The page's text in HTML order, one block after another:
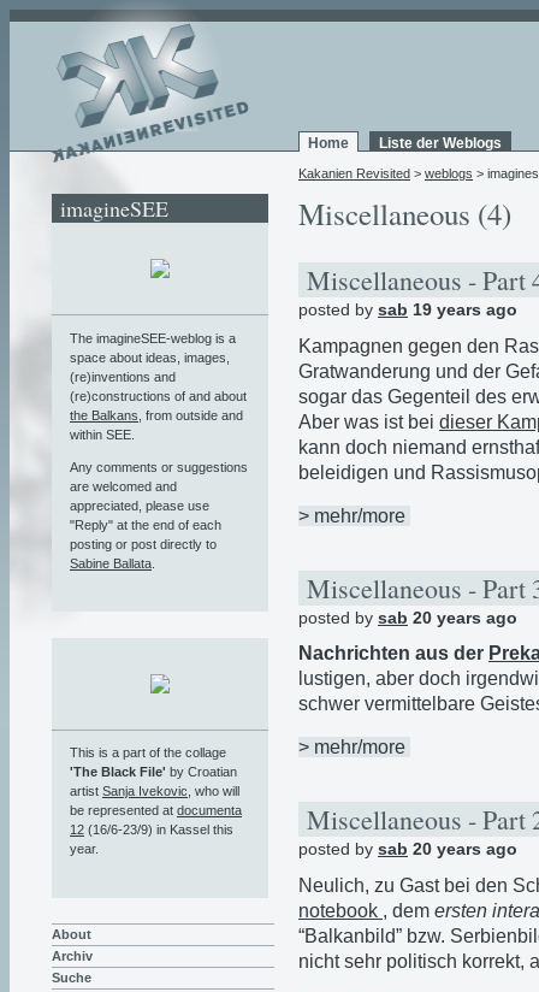
Home Liste der Weblogs
Kakanien Revisited > weblogs >
Miscellaneous (4)
Miscellaneous - Part
posted by sab 19 years ago
Kampagnen gegen den
Gratwanderung und der
sogar das Gegenteil des
Aber was ist bei dieser
kann doch niemand
beleidigen und
> mehr/more
Miscellaneous - Part
posted by sab 20 years ago
Nachrichten aus der
lustigen, aber doch
schwer vermittelbare
> mehr/more
Miscellaneous - Part
posted by sab 20 years ago
Neulich, zu Gast bei den
notebook , dem ersten
“Balkanbild” bzw.
nicht sehr politisch korrekt,
imagineSEE
The imagineSEE-weblog is a
space about ideas, images,
(re)inventions and
(re)constructions of and about
the Balkans , from outside and
within SEE.
Any comments or suggestions
are welcomed and
appreciated, please use
"Reply" at the end of each
posting or post directly to
Sabine Ballata
This is a part of the collage
'The Black File' by Croatian
artist Sanja Ivekovic, who will
be represented at documenta
12 (16/6-23/9) in Kassel this
year.
About
Archiv
Suche